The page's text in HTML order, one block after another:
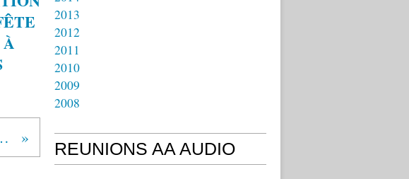
À
Anónimos®
2013
2012
2011
2010
2009
2008
REUNIONS AA AUDIO